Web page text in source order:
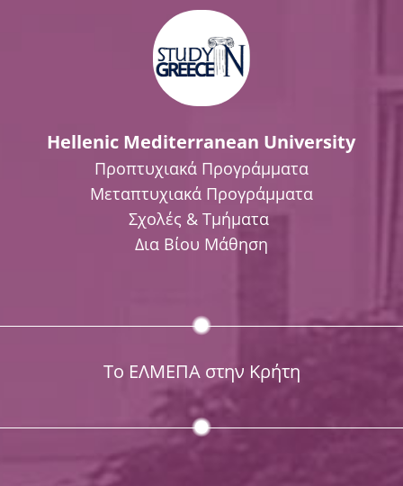
Hellenic Mediterranean University
Προπτυχιακά Προγράμματα
Μεταπτυχιακά Προγράμματα
Σχολές & Τμήματα
Δια Βίου Μάθηση
Το ΕΛΜΕΠΑ στην Κρήτη